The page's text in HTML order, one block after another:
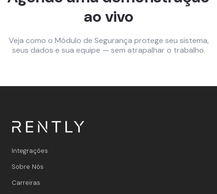
ao vivo
Veja como o Módulo de Segurança protege seu sistema,
seus dados e sua equipe — sem atrapalhar o trabalho.
Integrações
Sobre Nós
Carreiras